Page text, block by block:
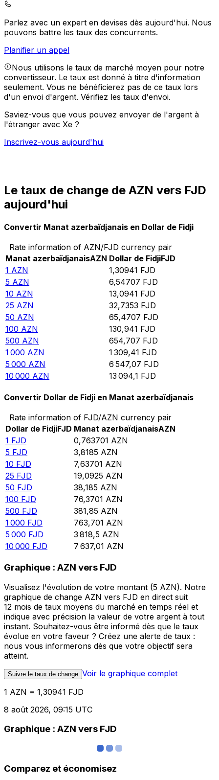
Parlez avec un expert en devises dès aujourd'hui. Nous
pouvons battre les taux des concurrents.
Planifier un appel
Nous utilisons le taux de marché moyen pour notre
convertisseur. Le taux est donné à titre d'information
seulement. Vous ne bénéficierez pas de ce taux lors
d'un envoi d'argent. Vérifiez les taux d'envoi.
Saviez-vous que vous pouvez envoyer de l'argent à
l'étranger avec Xe ?
Inscrivez-vous aujourd'hui
Le taux de change de AZN vers FJD
aujourd'hui
Convertir Manat azerbaïdjanais en Dollar de Fidji
Rate information of AZN/FJD currency pair
Manat azerbaïdjanaisAZN Dollar de FidjiFJD
1 AZN 1,30941 FJD
5 AZN 6,54707 FJD
10 AZN 13,0941 FJD
25 AZN 32,7353 FJD
50 AZN 65,4707 FJD
100 AZN 130,941 FJD
500 AZN 654,707 FJD
1 000 AZN 1 309,41 FJD
5 000 AZN 6 547,07 FJD
10 000 AZN 13 094,1 FJD
Convertir Dollar de Fidji en Manat azerbaïdjanais
Rate information of FJD/AZN currency pair
Dollar de FidjiFJD Manat azerbaïdjanaisAZN
1 FJD 0,763701 AZN
5 FJD 3,8185 AZN
10 FJD 7,63701 AZN
25 FJD 19,0925 AZN
50 FJD 38,185 AZN
100 FJD 76,3701 AZN
500 FJD 381,85 AZN
1 000 FJD 763,701 AZN
5 000 FJD 3 818,5 AZN
10 000 FJD 7 637,01 AZN
Graphique : AZN vers FJD
Visualisez l'évolution de votre montant (5 AZN). Notre
graphique de change AZN vers FJD en direct suit
12 mois de taux moyens du marché en temps réel et
indique avec précision la valeur de votre argent à tout
instant. Souhaitez-vous être informé dès que le taux
évolue en votre faveur ? Créez une alerte de taux :
nous vous informerons dès que votre objectif sera
atteint.
Suivre le taux de change Voir le graphique complet
1 AZN = 1,30941 FJD
8 août 2026, 09:15 UTC
Graphique : AZN vers FJD
Comparez et économisez